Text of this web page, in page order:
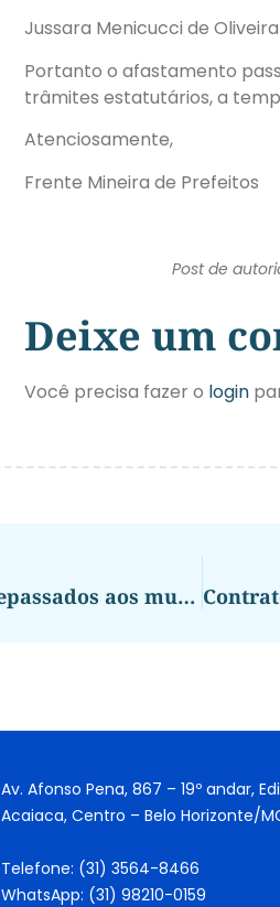
Jussara Menicucci de
Portanto o afastamento
trâmites estatutários, a
Atenciosamente,
Frente Mineira de Prefeitos
Post de
Deixe um
Você precisa fazer o login
Portaria detalha recursos a serem repassados aos municípios para vagas em creche e pré-escola
Av. Afonso Pena, 867 – 19º andar,
Acaiaca, Centro – Belo Horizonte/
Telefone: (31) 3564-8466
WhatsApp: (31) 98210-0159